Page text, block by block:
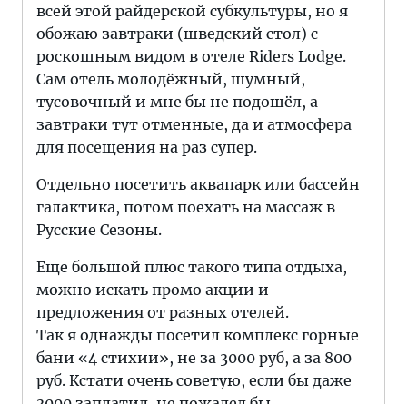
всей этой райдерской субкультуры, но я
обожаю завтраки (шведский стол) с
роскошным видом в отеле Riders Lodge.
Сам отель молодёжный, шумный,
тусовочный и мне бы не подошёл, а
завтраки тут отменные, да и атмосфера
для посещения на раз супер.
Отдельно посетить аквапарк или бассейн
галактика, потом поехать на массаж в
Русские Сезоны.
Еще большой плюс такого типа отдыха,
можно искать промо акции и
предложения от разных отелей.
Так я однажды посетил комплекс горные
бани «4 стихии», не за 3000 руб, а за 800
руб. Кстати очень советую, если бы даже